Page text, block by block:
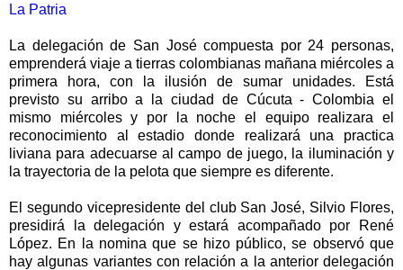
La Patria
La delegación de San José compuesta por 24 personas,
emprenderá viaje a tierras colombianas mañana miércoles a
primera hora, con la ilusión de sumar unidades. Está
previsto su arribo a la ciudad de Cúcuta - Colombia el
mismo miércoles y por la noche el equipo realizara el
reconocimiento al estadio donde realizará una practica
liviana para adecuarse al campo de juego, la iluminación y
la trayectoria de la pelota que siempre es diferente.
El segundo vicepresidente del club San José, Silvio Flores,
presidirá la delegación y estará acompañado por René
López. En la nomina que se hizo público, se observó que
hay algunas variantes con relación a la anterior delegación